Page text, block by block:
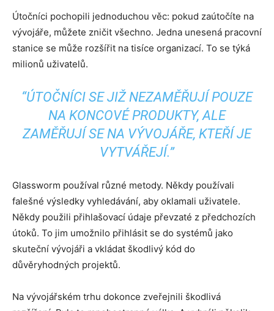
Útočníci pochopili jednoduchou věc: pokud zaútočíte na
vývojáře, můžete zničit všechno. Jedna unesená pracovní
stanice se může rozšířit na tisíce organizací. To se týká
milionů uživatelů.
“ÚTOČNÍCI SE JIŽ NEZAMĚŘUJÍ POUZE
NA KONCOVÉ PRODUKTY, ALE
ZAMĚŘUJÍ SE NA VÝVOJÁŘE, KTEŘÍ JE
VYTVÁŘEJÍ.”
Glassworm používal různé metody. Někdy používali
falešné výsledky vyhledávání, aby oklamali uživatele.
Někdy použili přihlašovací údaje převzaté z předchozích
útoků. To jim umožnilo přihlásit se do systémů jako
skuteční vývojáři a vkládat škodlivý kód do
důvěryhodných projektů.
Na vývojářském trhu dokonce zveřejnili škodlivá